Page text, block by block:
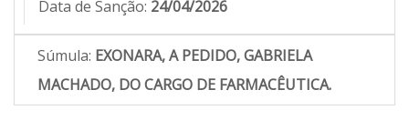
Data de Sanção: 24/04/2026
Súmula: EXONARA, A PEDIDO, GABRIELA
MACHADO, DO CARGO DE FARMACÊUTICA.